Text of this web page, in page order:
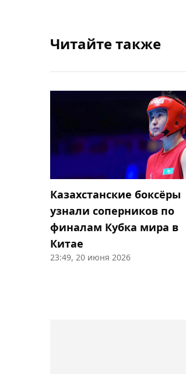
Читайте также
Казахстанские боксёры
узнали соперников по
финалам Кубка мира в
Китае
23:49, 20 июня 2026